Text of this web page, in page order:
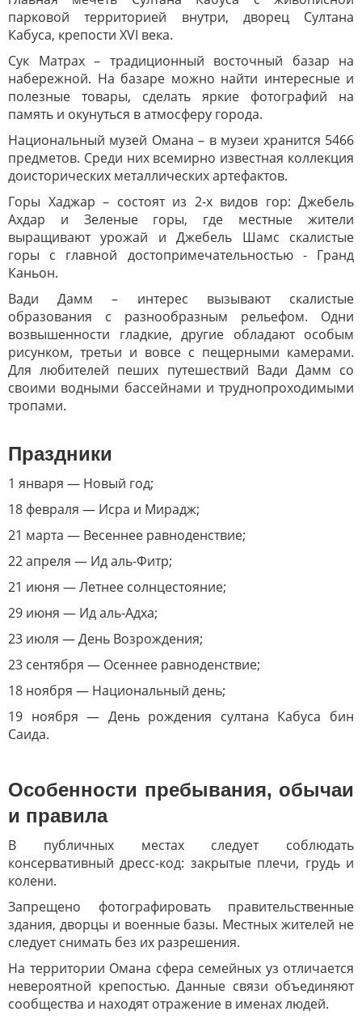
парковой территорией внутри, дворец Султана
Кабуса, крепости XVI века.
Сук Матрах – традиционный восточный базар на
набережной. На базаре можно найти интересные и
полезные товары, сделать яркие фотографий на
память и окунуться в атмосферу города.
Национальный музей Омана – в музеи хранится 5466
предметов. Среди них всемирно известная коллекция
доисторических металлических артефактов.
Горы Хаджар – состоят из 2-х видов гор: Джебель
Ахдар и Зеленые горы, где местные жители
выращивают урожай и Джебель Шамс скалистые
горы с главной достопримечательностью - Гранд
Каньон.
Вади Дамм – интерес вызывают скалистые
образования с разнообразным рельефом. Одни
возвышенности гладкие, другие обладают особым
рисунком, третьи и вовсе с пещерными камерами.
Для любителей пеших путешествий Вади Дамм со
своими водными бассейнами и труднопроходимыми
тропами.
Праздники
1 января — Новый год;
18 февраля — Исра и Мирадж;
21 марта — Весеннее равноденствие;
22 апреля — Ид аль-Фитр;
21 июня — Летнее солнцестояние;
29 июня — Ид аль-Адха;
23 июля — День Возрождения;
23 сентября — Осеннее равноденствие;
18 ноября — Национальный день;
19 ноября — День рождения султана Кабуса бин
Саида.
Особенности пребывания, обычаи
и правила
В публичных местах следует соблюдать
консервативный дресс-код: закрытые плечи, грудь и
колени.
Запрещено фотографировать правительственные
здания, дворцы и военные базы. Местных жителей не
следует снимать без их разрешения.
На территории Омана сфера семейных уз отличается
невероятной крепостью. Данные связи объединяют
сообщества и находят отражение в именах людей.